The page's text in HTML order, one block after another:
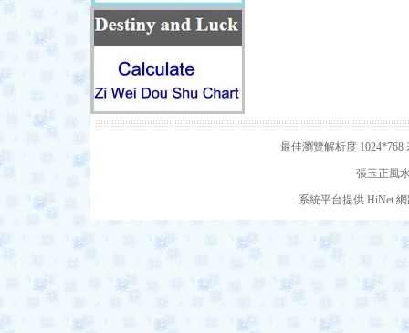
最佳瀏覽解析度
張玉正風
系統平台提供 HiNet